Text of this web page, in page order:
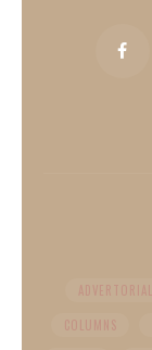
ADVERTORIAL
COLUMNS